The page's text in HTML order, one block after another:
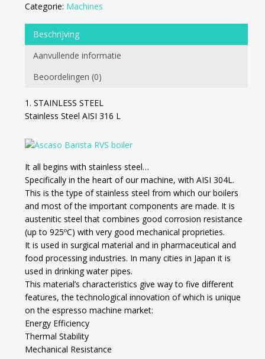
Categorie: Machines
Beschrijving
Aanvullende informatie
Beoordelingen (0)
1. STAINLESS STEEL
Stainless Steel AISI 316 L
It all begins with stainless steel…
Specifically in the heart of our machine, with AISI 304L.
This is the type of stainless steel from which our boilers
and most of the important components are made. It is
austenitic steel that combines good corrosion resistance
(up to 925ºC) with very good mechanical proprieties.
It is used in surgical material and in pharmaceutical and
food processing industries. In many cities in Japan it is
used in drinking water pipes.
This material’s characteristics give way to five different
features, the technological innovation of which is unique
on the espresso machine market:
Energy Efficiency
Thermal Stability
Mechanical Resistance